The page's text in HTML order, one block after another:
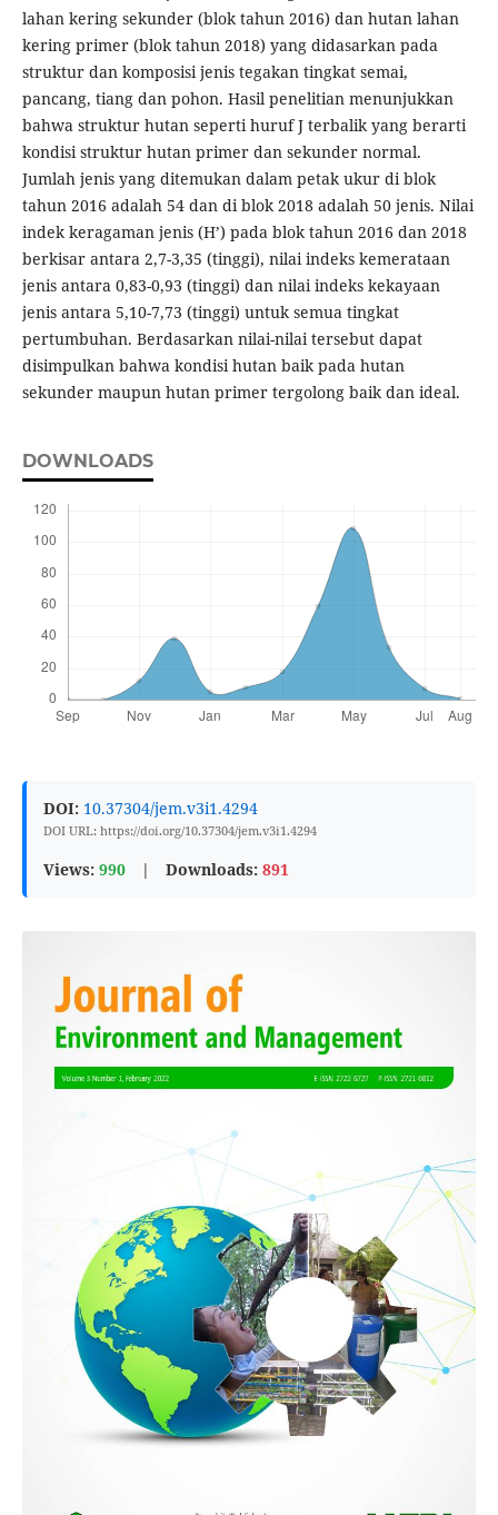
lahan kering sekunder (blok tahun 2016) dan hutan lahan
kering primer (blok tahun 2018) yang didasarkan pada
struktur dan komposisi jenis tegakan tingkat semai,
pancang, tiang dan pohon. Hasil penelitian menunjukkan
bahwa struktur hutan seperti huruf J terbalik yang berarti
kondisi struktur hutan primer dan sekunder normal.
Jumlah jenis yang ditemukan dalam petak ukur di blok
tahun 2016 adalah 54 dan di blok 2018 adalah 50 jenis. Nilai
indek keragaman jenis (H’) pada blok tahun 2016 dan 2018
berkisar antara 2,7-3,35 (tinggi), nilai indeks kemerataan
jenis antara 0,83-0,93 (tinggi) dan nilai indeks kekayaan
jenis antara 5,10-7,73 (tinggi) untuk semua tingkat
pertumbuhan. Berdasarkan nilai-nilai tersebut dapat
disimpulkan bahwa kondisi hutan baik pada hutan
sekunder maupun hutan primer tergolong baik dan ideal.
DOWNLOADS
DOI: 10.37304/jem.v3i1.4294
DOI URL: https://doi.org/10.37304/jem.v3i1.4294
Views: 990 | Downloads: 891